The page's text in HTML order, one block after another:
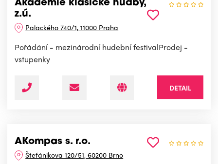
Akademie klasické hudby,
z.ú.
Palackého 740/1, 11000 Praha
Pořádání - mezinárodní hudební festivalProdej -
vstupenky
DETAIL
AKompas s. r.o.
Štefánikova 120/51, 60200 Brno